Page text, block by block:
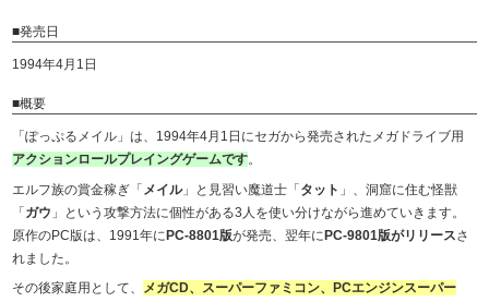
■発売日
1994年4月1日
■概要
「ぽっぷるメイル」は、1994年4月1日にセガから発売されたメガドライブ用
アクションロールプレイングゲームです。
エルフ族の賞金稼ぎ「 メイル」と見習い魔道士「タット 」、洞窟に住む怪獣
「ガウ 」という攻撃方法に個性がある3人を使い分けながら進めていきます。
原作のPC版は、1991年にPC-8801版が発売、翌年にPC-9801版がリリースさ
れました。
その後家庭用として、 メガCD、スーパーファミコン、PCエンジンスーパー